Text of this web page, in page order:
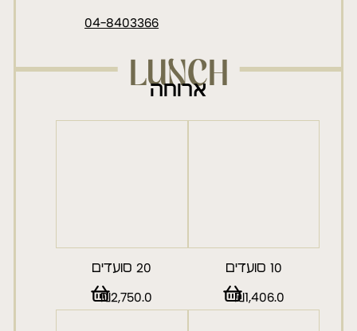
04-8403366
LUNCH
ארוחה
10 סועדים
₪1,406.0
20 סועדים
₪2,750.0